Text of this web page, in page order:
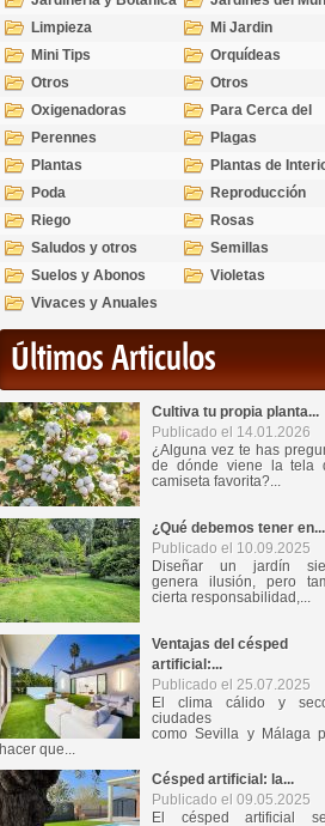
Limpieza
Mi Jardin
Mini Tips
Orquídeas
Otros
Otros
Oxigenadoras
Para Cerca del
Estanque
Perennes
Plagas
Plantas
Plantas de
Poda
Reproducción
Riego
Rosas
Saludos y otros
temas
Semillas
Suelos y Abonos
Violetas
Vivaces y Anuales
Últimos Articulos
Cultiva tu propia planta...
Publicado el 14.01.2026
¿Alguna vez te has
de dónde viene la tela
camiseta favorita?...
¿Qué debemos tener en...
Publicado el 10.09.2025
Diseñar un jardín
genera ilusión, pero
cierta responsabilidad,...
Ventajas del césped
artificial:...
Publicado el 25.07.2025
El clima cálido y
ciudades
como Sevilla y Málaga
hacer que...
Césped artificial: la...
Publicado el 09.05.2025
El césped artificial